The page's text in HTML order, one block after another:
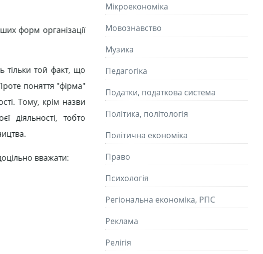
форм організації
тільки той факт, що
поняття "фірма"
Тому, крім назви
діяльності, тобто
вважати:
Мікроекономіка
Мовознавство
Музика
Педагогіка
Податки, податкова система
Політика, політологія
Політична економіка
Право
Психологія
Регіональна економіка, РПС
Реклама
Релігія